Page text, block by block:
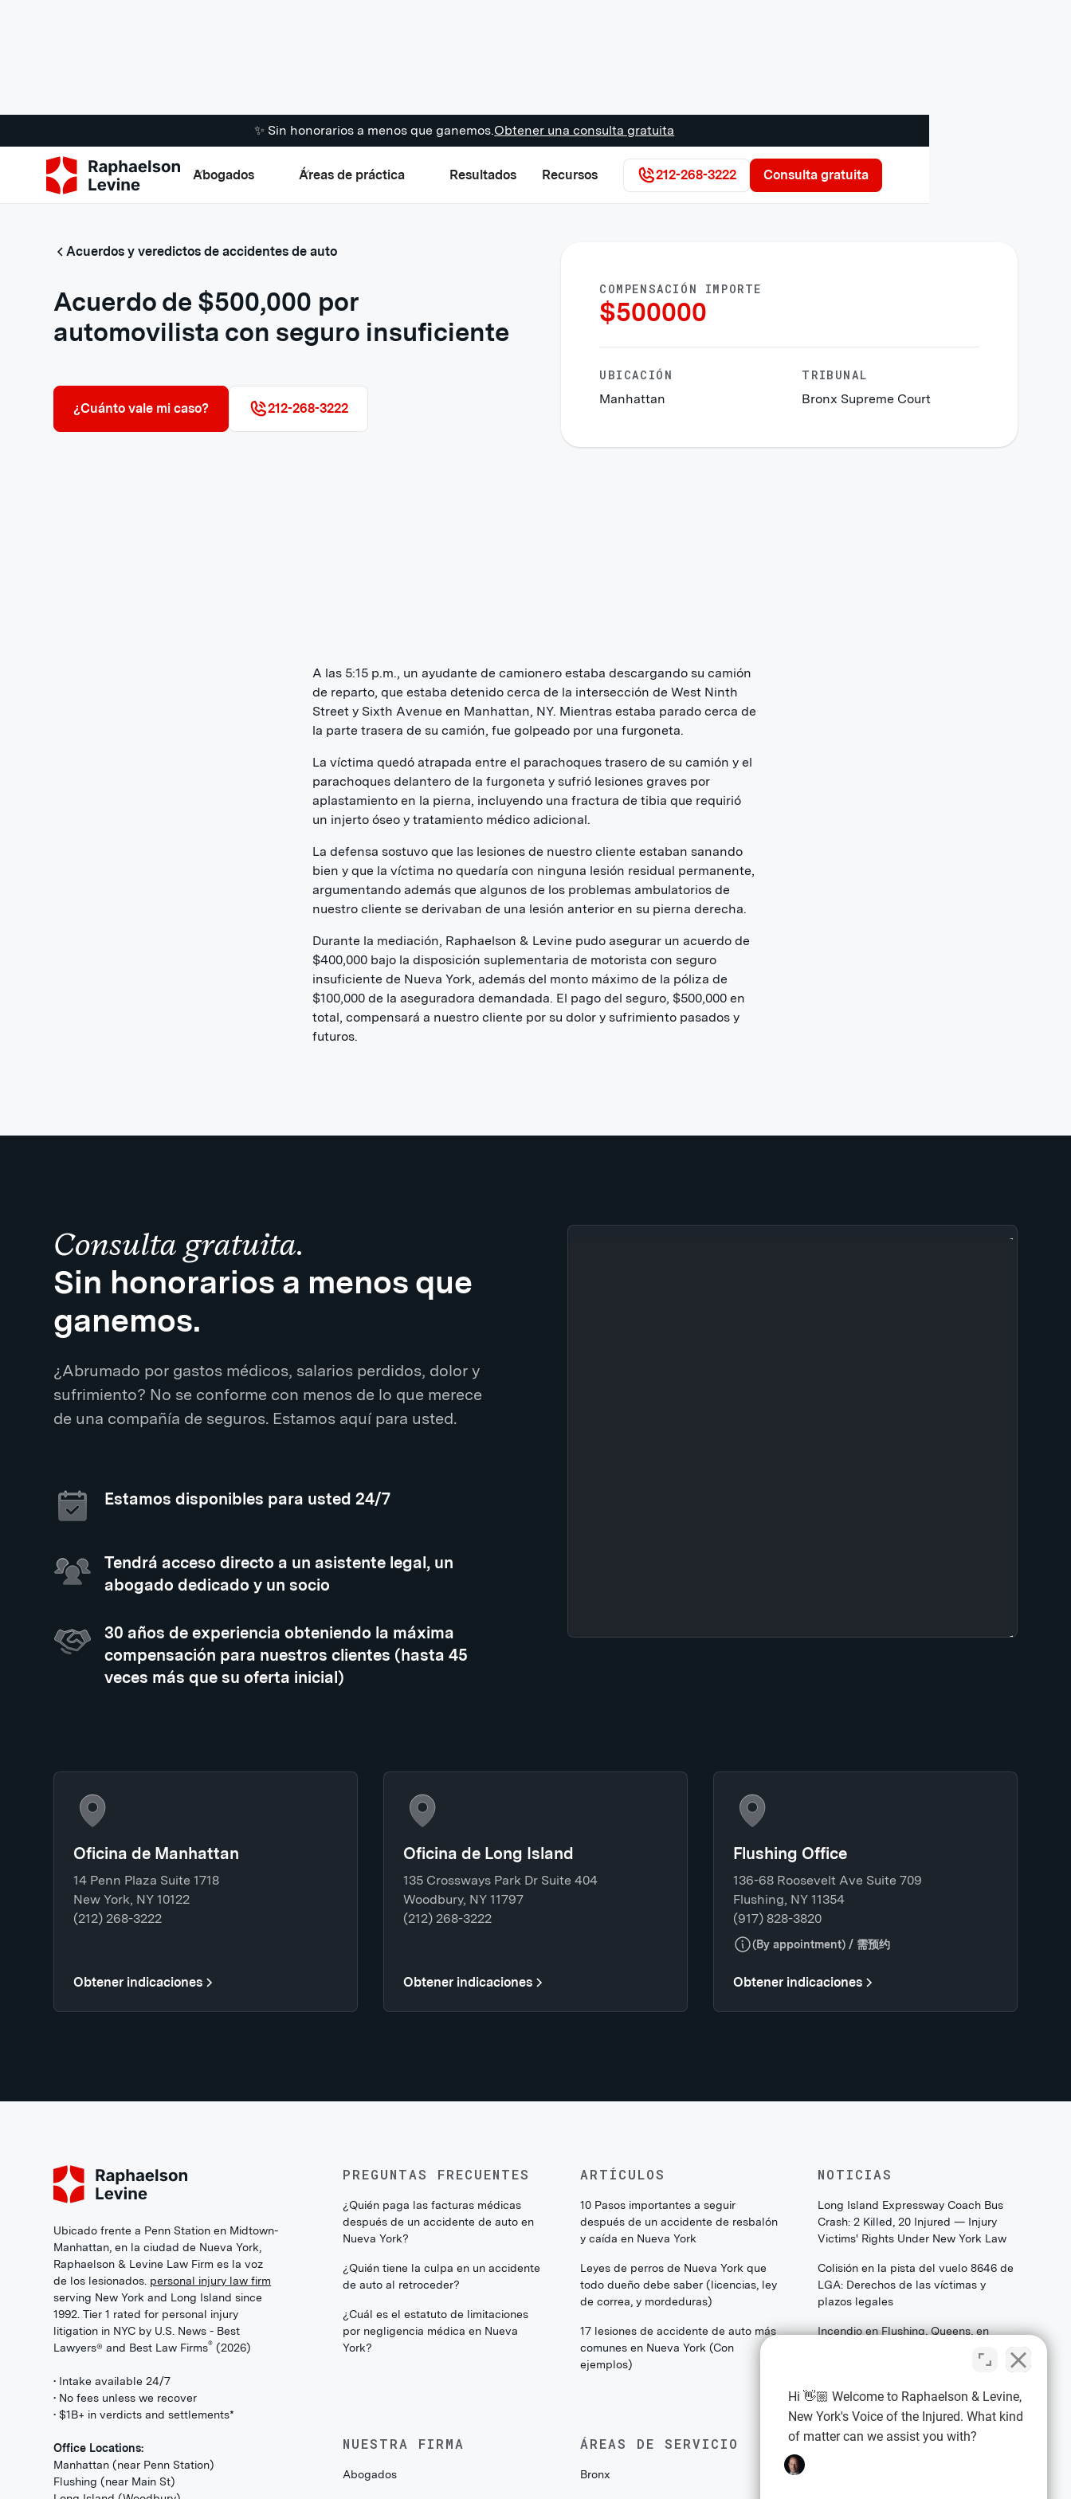
✨ Sin honorarios a menos que ganemos.Obtener una consulta gratuita
Abogados Áreas de práctica Resultados Recursos 212-268-3222 Consulta gratuita
Acuerdos y veredictos de accidentes de auto
Acuerdo de $500,000 por
automovilista con seguro insuficiente
¿Cuánto vale mi caso? 212-268-3222
COMPENSACIÓN IMPORTE
$500000
UBICACIÓN
Manhattan
TRIBUNAL
Bronx Supreme Court
A las 5:15 p.m., un ayudante de camionero estaba descargando su camión
de reparto, que estaba detenido cerca de la intersección de West Ninth
Street y Sixth Avenue en Manhattan, NY. Mientras estaba parado cerca de
la parte trasera de su camión, fue golpeado por una furgoneta.
La víctima quedó atrapada entre el parachoques trasero de su camión y el
parachoques delantero de la furgoneta y sufrió lesiones graves por
aplastamiento en la pierna, incluyendo una fractura de tibia que requirió
un injerto óseo y tratamiento médico adicional.
La defensa sostuvo que las lesiones de nuestro cliente estaban sanando
bien y que la víctima no quedaría con ninguna lesión residual permanente,
argumentando además que algunos de los problemas ambulatorios de
nuestro cliente se derivaban de una lesión anterior en su pierna derecha.
Durante la mediación, Raphaelson & Levine pudo asegurar un acuerdo de
$400,000 bajo la disposición suplementaria de motorista con seguro
insuficiente de Nueva York, además del monto máximo de la póliza de
$100,000 de la aseguradora demandada. El pago del seguro, $500,000 en
total, compensará a nuestro cliente por su dolor y sufrimiento pasados y
futuros.
Consulta gratuita.
Sin honorarios a menos que
ganemos.
¿Abrumado por gastos médicos, salarios perdidos, dolor y
sufrimiento? No se conforme con menos de lo que merece
de una compañía de seguros. Estamos aquí para usted.
Estamos disponibles para usted 24/7
Tendrá acceso directo a un asistente legal, un
abogado dedicado y un socio
30 años de experiencia obteniendo la máxima
compensación para nuestros clientes (hasta 45
veces más que su oferta inicial)
Oficina de Manhattan
14 Penn Plaza Suite 1718
New York, NY 10122
(212) 268-3222
Obtener indicaciones
Oficina de Long Island
135 Crossways Park Dr Suite 404
Woodbury, NY 11797
(212) 268-3222
Obtener indicaciones
Flushing Office
136-68 Roosevelt Ave Suite 709
Flushing, NY 11354
(917) 828-3820
(By appointment) / 需预约
Obtener indicaciones
Ubicado frente a Penn Station en Midtown-
Manhattan, en la ciudad de Nueva York,
Raphaelson & Levine Law Firm es la voz
de los lesionados. personal injury law firm
serving New York and Long Island since
1992. Tier 1 rated for personal injury
litigation in NYC by U.S. News - Best
Lawyers® and Best Law Firms® (2026)
• Intake available 24/7
• No fees unless we recover
• $1B+ in verdicts and settlements*
Office Locations:
Manhattan (near Penn Station)
Flushing (near Main St)
PREGUNTAS FRECUENTES
¿Quién paga las facturas médicas
después de un accidente de auto en
Nueva York?
¿Quién tiene la culpa en un accidente
de auto al retroceder?
¿Cuál es el estatuto de limitaciones
por negligencia médica en Nueva
York?
ARTÍCULOS
10 Pasos importantes a seguir
después de un accidente de resbalón
y caída en Nueva York
Leyes de perros de Nueva York que
todo dueño debe saber (licencias, ley
de correa, y mordeduras)
17 lesiones de accidente de auto más
comunes en Nueva York (Con
ejemplos)
NOTICIAS
Long Island Expressway Coach Bus
Crash: 2 Killed, 20 Injured — Injury
Victims' Rights Under New York Law
Colisión en la pista del vuelo 8646 de
LGA: Derechos de las víctimas y
plazos legales
Incendio en Flushing, Queens, en
familias y los sobrevivientes deben
NUESTRA FIRMA
Abogados
ÁREAS DE SERVICIO
Bronx
EXPLORE
Hi 👋🏼 Welcome to Raphaelson & Levine,
New York's Voice of the Injured. What kind
of matter can we assist you with?